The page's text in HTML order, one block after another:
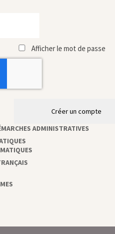
Afficher le mot de passe
Créer un compte
ADMINISTRATIVES